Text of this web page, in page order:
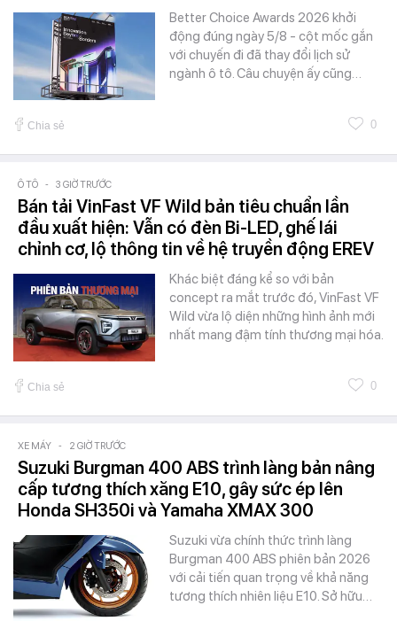
Better Choice Awards 2026 khởi
động đúng ngày 5/8 - cột mốc gắn
với chuyến đi đã thay đổi lịch sử
ngành ô tô. Câu chuyện ấy cũng…
Chia sẻ 0
Ô TÔ - 3 GIỜ TRƯỚC
Bán tải VinFast VF Wild bản tiêu chuẩn lần
đầu xuất hiện: Vẫn có đèn Bi-LED, ghế lái
chỉnh cơ, lộ thông tin về hệ truyền động EREV
Khác biệt đáng kể so với bản
concept ra mắt trước đó, VinFast VF
Wild vừa lộ diện những hình ảnh mới
nhất mang đậm tính thương mại hóa.
Chia sẻ 0
XE MÁY - 2 GIỜ TRƯỚC
Suzuki Burgman 400 ABS trình làng bản nâng
cấp tương thích xăng E10, gây sức ép lên
Honda SH350i và Yamaha XMAX 300
Suzuki vừa chính thức trình làng
Burgman 400 ABS phiên bản 2026
với cải tiến quan trọng về khả năng
tương thích nhiên liệu E10. Sở hữu…